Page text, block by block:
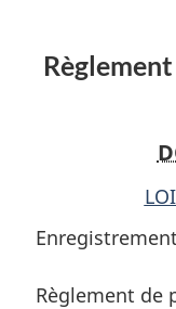
Règlement de